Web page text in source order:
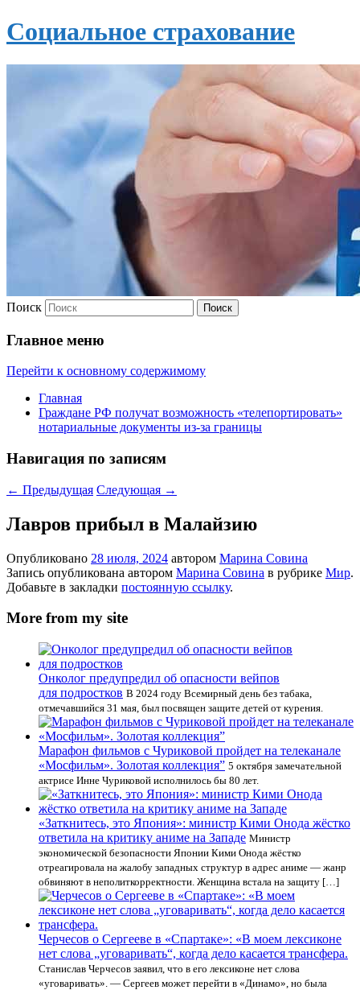
Социальное страхование
Поиск
Главное меню
Перейти к основному содержимому
Главная
Граждане РФ получат возможность «телепортировать»
нотариальные документы из-за границы
Навигация по записям
← Предыдущая Следующая →
Лавров прибыл в Малайзию
Опубликовано 28 июля, 2024 автором Марина Совина
Запись опубликована автором Марина Совина в рубрике Мир.
Добавьте в закладки постоянную ссылку.
More from my site
Онколог предупредил об опасности вейпов
для подростков В 2024 году Всемирный день без табака,
отмечавшийся 31 мая, был посвящен защите детей от курения.
Марафон фильмов с Чуриковой пройдет на телеканале
«Мосфильм». Золотая коллекция” 5 октября замечательной
актрисе Инне Чуриковой исполнилось бы 80 лет.
«Заткнитесь, это Япония»: министр Кими Онода жёстко
ответила на критику аниме на Западе Министр
экономической безопасности Японии Кими Онода жёстко
отреагировала на жалобу западных структур в адрес аниме — жанр
обвиняют в неполиткорректности. Женщина встала на защиту […]
Черчесов о Сергееве в «Спартаке»: «В моем лексиконе
нет слова „уговаривать“, когда дело касается трансфера.
Станислав Черчесов заявил, что в его лексиконе нет слова
«уговаривать». — Сергеев может перейти в «Динамо», но была